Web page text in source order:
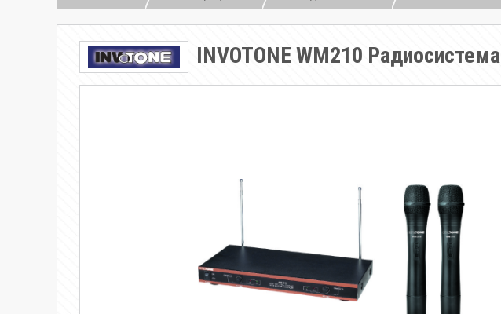
INVOTONE WM210 Радиосистема